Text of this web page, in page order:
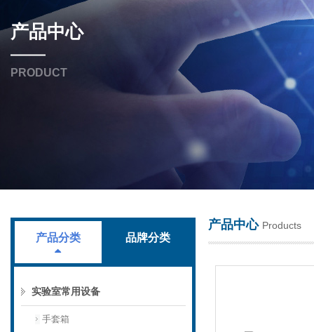
产品中心
PRODUCT
产品分类 品牌分类
实验室常用设备
手套箱
产品中心 Products